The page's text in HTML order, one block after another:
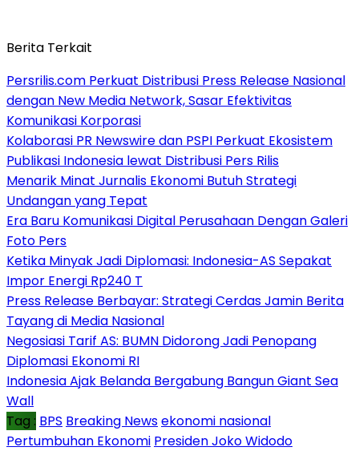
Berita Terkait
Persrilis.com Perkuat Distribusi Press Release Nasional
dengan New Media Network, Sasar Efektivitas
Komunikasi Korporasi
Kolaborasi PR Newswire dan PSPI Perkuat Ekosistem
Publikasi Indonesia lewat Distribusi Pers Rilis
Menarik Minat Jurnalis Ekonomi Butuh Strategi
Undangan yang Tepat
Era Baru Komunikasi Digital Perusahaan Dengan Galeri
Foto Pers
Ketika Minyak Jadi Diplomasi: Indonesia-AS Sepakat
Impor Energi Rp240 T
Press Release Berbayar: Strategi Cerdas Jamin Berita
Tayang di Media Nasional
Negosiasi Tarif AS: BUMN Didorong Jadi Penopang
Diplomasi Ekonomi RI
Indonesia Ajak Belanda Bergabung Bangun Giant Sea
Wall
Tag : BPS Breaking Newsekonomi nasional
Pertumbuhan Ekonomi Presiden Joko Widodo